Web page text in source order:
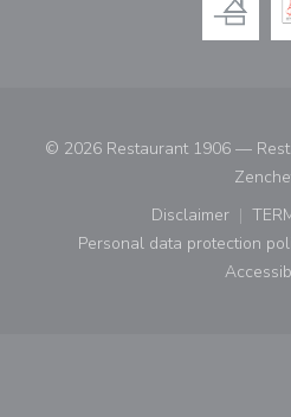
© 2026 Restaurant 1906 —
Disclaimer
((opens in a
Personal data protection
((opens in